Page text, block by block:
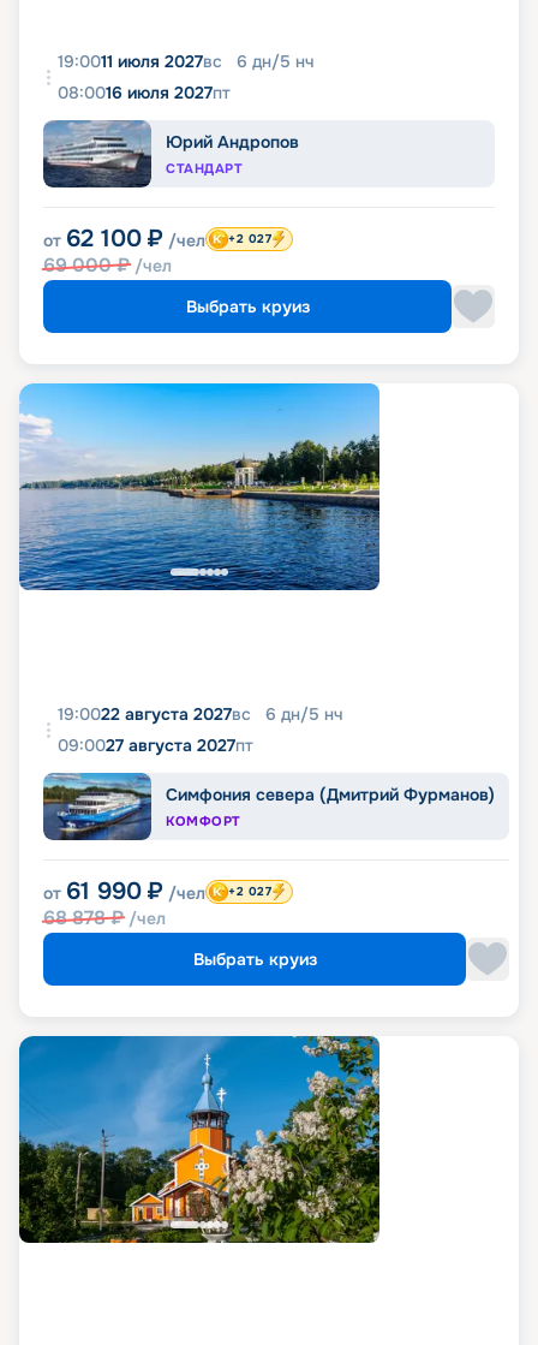
19:0011 июля 2027вс 6 дн/5 нч
08:0016 июля 2027пт
Юрий Андропов
СТАНДАРТ
от 62 100 ₽ /чел
69 000₽ /чел
+2 027
Выбрать круиз
19:0022 августа 2027вс 6 дн/5 нч
09:0027 августа 2027пт
Симфония севера (Дмитрий Фурманов)
КОМФОРТ
от 61 990 ₽ /чел
68 878₽ /чел
+2 027
Выбрать круиз